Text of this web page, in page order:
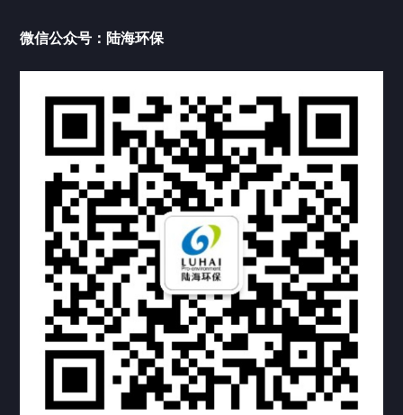
新闻公告
联系我们
微信公众号：陆海环保